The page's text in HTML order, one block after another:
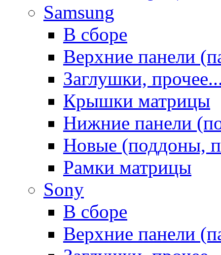
Samsung
В сборе
Верхние панели
Заглушки,
Крышки матрицы
Нижние панели
Новые (поддоны,
Рамки матрицы
Sony
В сборе
Верхние панели